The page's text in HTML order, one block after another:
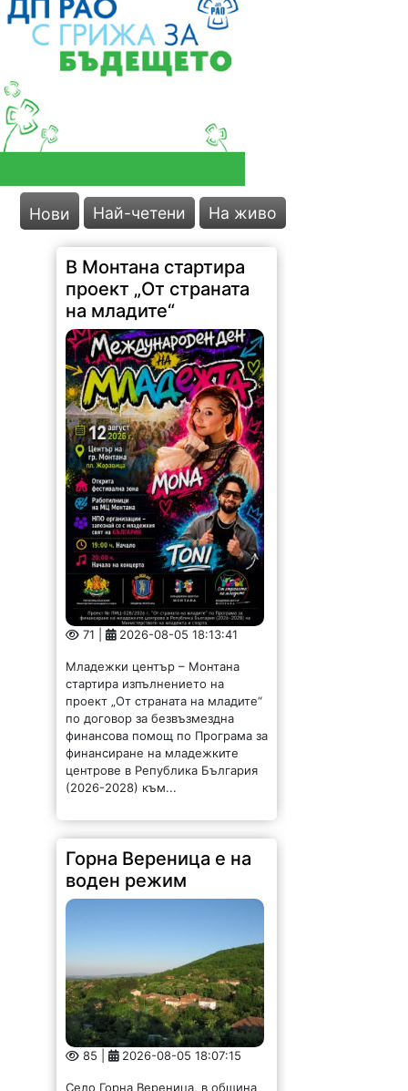
Нови Най-четени На живо
В Монтана стартира
проект „От страната
на младите“
71 | 2026-08-05 18:13:41
Младежки център – Монтана
стартира изпълнението на
проект „От страната на младите“
по договор за безвъзмездна
финансова помощ по Програма за
финансиране на младежките
центрове в Република България
(2026-2028) към...
Горна Вереница е на
воден режим
85 | 2026-08-05 18:07:15
Село Горна Вереница, в община